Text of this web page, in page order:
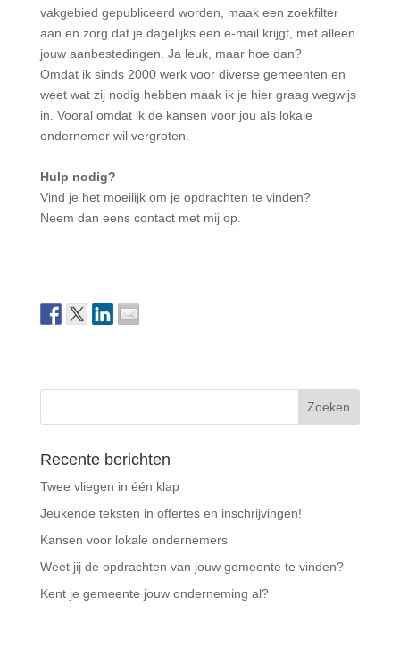
vakgebied gepubliceerd worden, maak een zoekfilter
aan en zorg dat je dagelijks een e-mail krijgt, met alleen
jouw aanbestedingen. Ja leuk, maar hoe dan?
Omdat ik sinds 2000 werk voor diverse gemeenten en
weet wat zij nodig hebben maak ik je hier graag wegwijs
in. Vooral omdat ik de kansen voor jou als lokale
ondernemer wil vergroten.
Hulp nodig?
Vind je het moeilijk om je opdrachten te vinden?
Neem dan eens contact met mij op.
Recente berichten
Twee vliegen in één klap
Jeukende teksten in offertes en inschrijvingen!
Kansen voor lokale ondernemers
Weet jij de opdrachten van jouw gemeente te vinden?
Kent je gemeente jouw onderneming al?